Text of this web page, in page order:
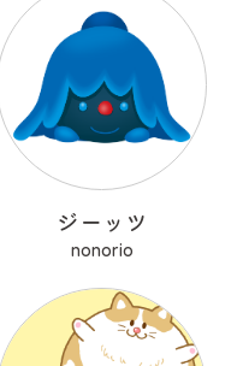
ジーッツ
nonorio